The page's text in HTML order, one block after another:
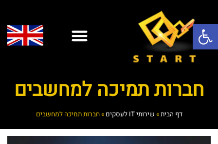
חברות תמיכה למחשבים
דף הבית» שירותי IT לעסקים »חברות תמיכה למחשבים
פתח סרגל נגישות